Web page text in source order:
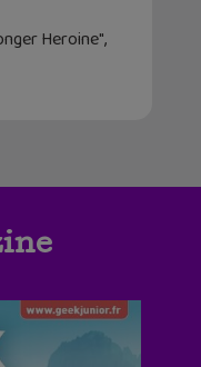
Heroine",